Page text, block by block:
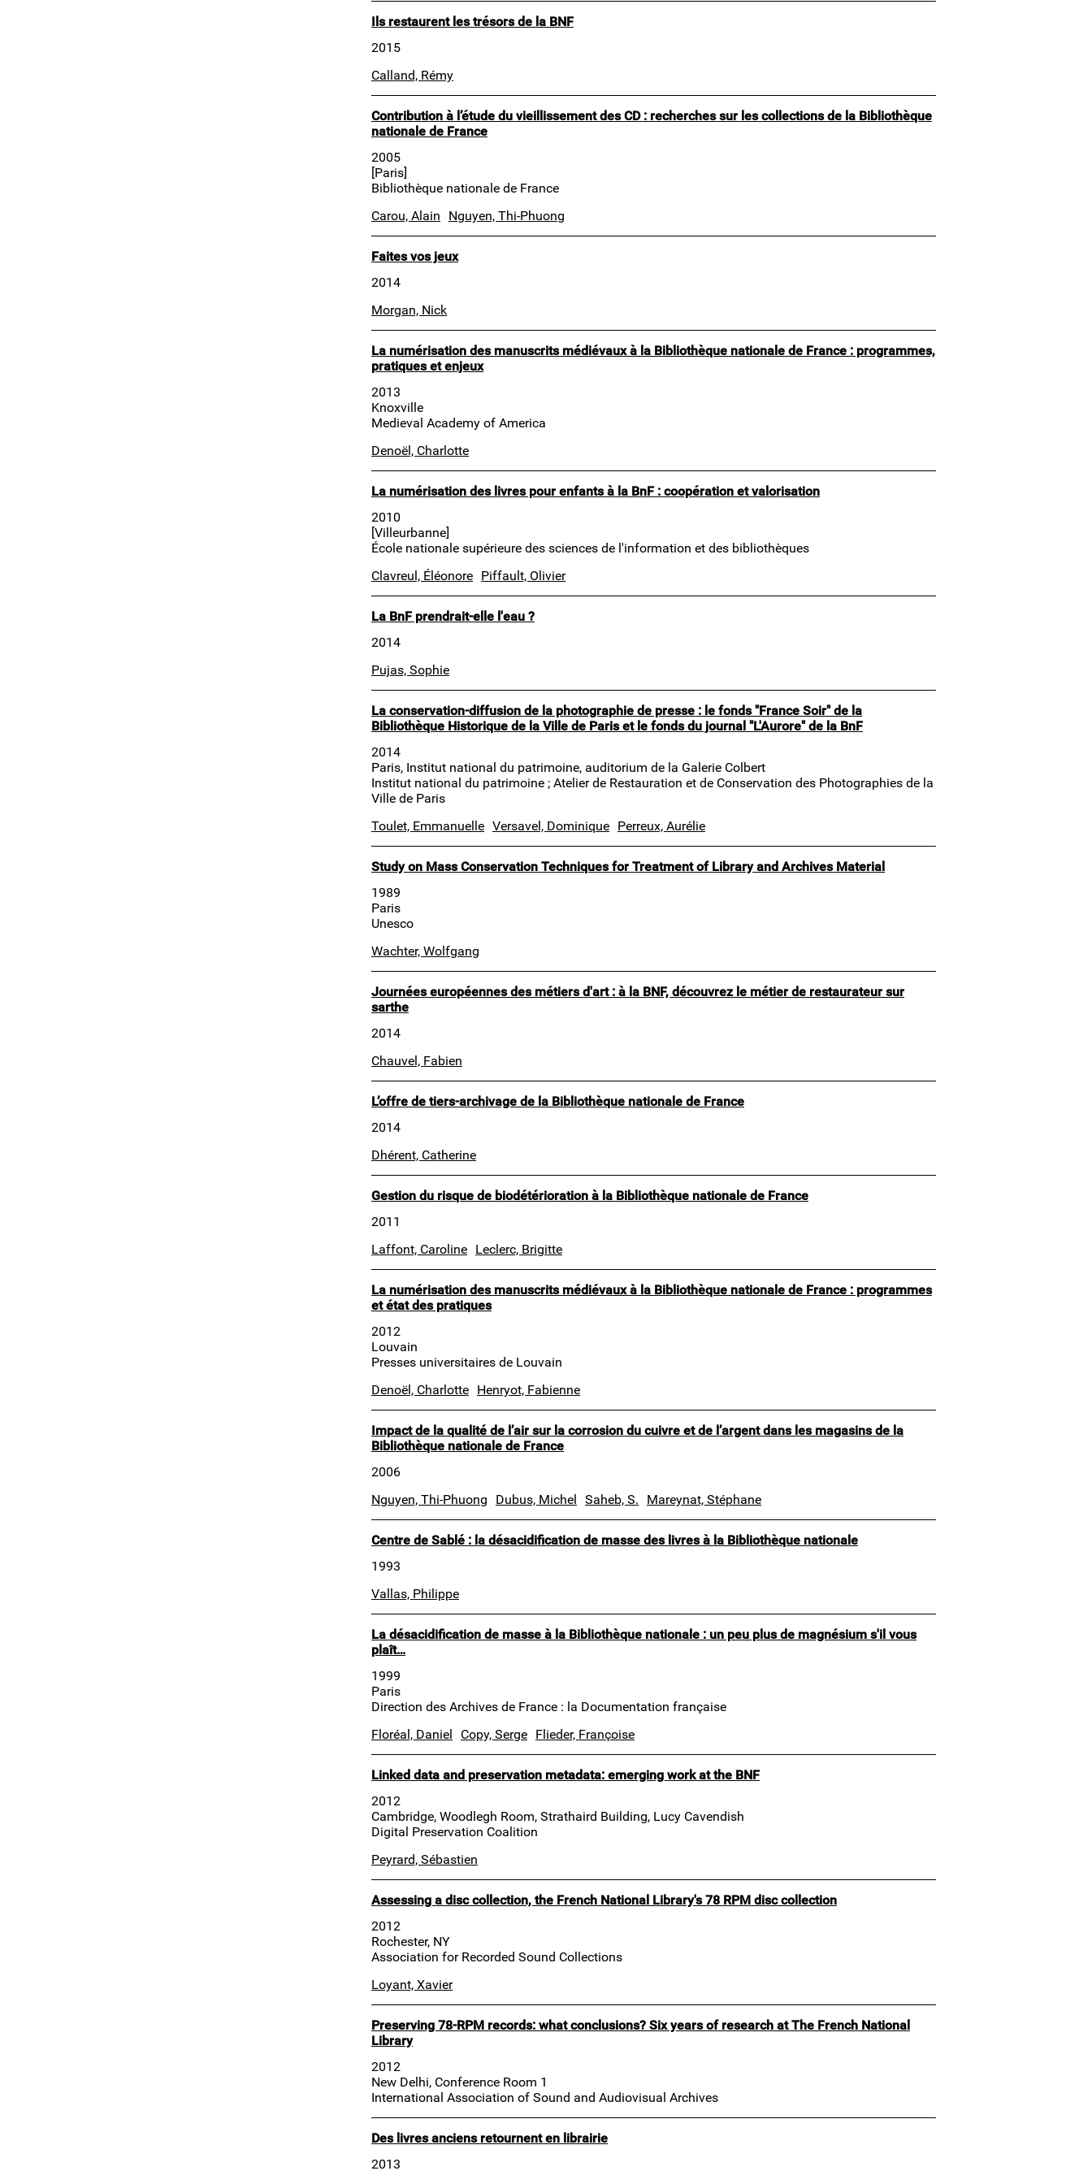
Ils restaurent les trésors de la BNF
2015
Calland, Rémy
Contribution à l’étude du vieillissement des CD : recherches sur les collections de la Bibliothèque
nationale de France
2005
[Paris]
Bibliothèque nationale de France
Carou, Alain
Nguyen, Thi-Phuong
Faites vos jeux
2014
Morgan, Nick
La numérisation des manuscrits médiévaux à la Bibliothèque nationale de France : programmes,
pratiques et enjeux
2013
Knoxville
Medieval Academy of America
Denoël, Charlotte
La numérisation des livres pour enfants à la BnF : coopération et valorisation
2010
[Villeurbanne]
École nationale supérieure des sciences de l'information et des bibliothèques
Clavreul, Éléonore Piffault, Olivier
La BnF prendrait-elle l'eau ?
2014
Pujas, Sophie
La conservation-diffusion de la photographie de presse : le fonds "France Soir" de la
Bibliothèque Historique de la Ville de Paris et le fonds du journal "L'Aurore" de la BnF
2014
Paris, Institut national du patrimoine, auditorium de la Galerie Colbert
Institut national du patrimoine ; Atelier de Restauration et de Conservation des Photographies de la
Ville de Paris
Toulet, Emmanuelle Versavel, Dominique Perreux, Aurélie
Study on Mass Conservation Techniques for Treatment of Library and Archives Material
1989
Paris
Unesco
Wachter, Wolfgang
Journées européennes des métiers d'art : à la BNF, découvrez le métier de restaurateur sur
sarthe
2014
Chauvel, Fabien
L’offre de tiers-archivage de la Bibliothèque nationale de France
2014
Dhérent, Catherine
Gestion du risque de biodétérioration à la Bibliothèque nationale de France
2011
Laffont, Caroline Leclerc, Brigitte
La numérisation des manuscrits médiévaux à la Bibliothèque nationale de France : programmes
et état des pratiques
2012
Louvain
Presses universitaires de Louvain
Denoël, Charlotte Henryot, Fabienne
Impact de la qualité de l’air sur la corrosion du cuivre et de l’argent dans les magasins de la
Bibliothèque nationale de France
2006
Nguyen, Thi-Phuong
Dubus, Michel Saheb, S. Mareynat, Stéphane
Centre de Sablé : la désacidification de masse des livres à la Bibliothèque nationale
1993
Vallas, Philippe
La désacidification de masse à la Bibliothèque nationale : un peu plus de magnésium s'il vous
plaît…
1999
Paris
Direction des Archives de France : la Documentation française
Floréal, Daniel
Copy, Serge Flieder, Françoise
Linked data and preservation metadata: emerging work at the BNF
2012
Cambridge, Woodlegh Room, Strathaird Building, Lucy Cavendish
Digital Preservation Coalition
Peyrard, Sébastien
Assessing a disc collection, the French National Library's 78 RPM disc collection
2012
Rochester, NY
Association for Recorded Sound Collections
Loyant, Xavier
Preserving 78-RPM records: what conclusions? Six years of research at The French National
Library
2012
New Delhi, Conference Room 1
International Association of Sound and Audiovisual Archives
Des livres anciens retournent en librairie
2013